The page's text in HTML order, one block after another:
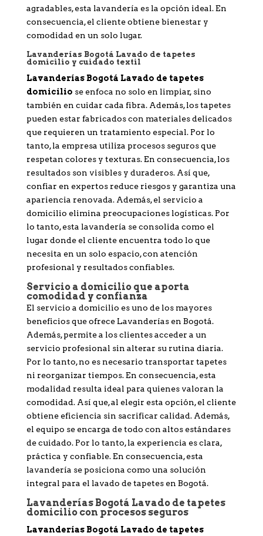
agradables, esta lavandería es la opción ideal. En
consecuencia, el cliente obtiene bienestar y
comodidad en un solo lugar.
Lavanderías Bogotá Lavado de tapetes
domicilio y cuidado textil
Lavanderías Bogotá Lavado de tapetes
domicilio se enfoca no solo en limpiar, sino
también en cuidar cada fibra. Además, los tapetes
pueden estar fabricados con materiales delicados
que requieren un tratamiento especial. Por lo
tanto, la empresa utiliza procesos seguros que
respetan colores y texturas. En consecuencia, los
resultados son visibles y duraderos. Así que,
confiar en expertos reduce riesgos y garantiza una
apariencia renovada. Además, el servicio a
domicilio elimina preocupaciones logísticas. Por
lo tanto, esta lavandería se consolida como el
lugar donde el cliente encuentra todo lo que
necesita en un solo espacio, con atención
profesional y resultados confiables.
Servicio a domicilio que aporta
comodidad y confianza
El servicio a domicilio es uno de los mayores
beneficios que ofrece Lavanderías en Bogotá.
Además, permite a los clientes acceder a un
servicio profesional sin alterar su rutina diaria.
Por lo tanto, no es necesario transportar tapetes
ni reorganizar tiempos. En consecuencia, esta
modalidad resulta ideal para quienes valoran la
comodidad. Así que, al elegir esta opción, el cliente
obtiene eficiencia sin sacrificar calidad. Además,
el equipo se encarga de todo con altos estándares
de cuidado. Por lo tanto, la experiencia es clara,
práctica y confiable. En consecuencia, esta
lavandería se posiciona como una solución
integral para el lavado de tapetes en Bogotá.
Lavanderías Bogotá Lavado de tapetes
domicilio con procesos seguros
Lavanderías Bogotá Lavado de tapetes